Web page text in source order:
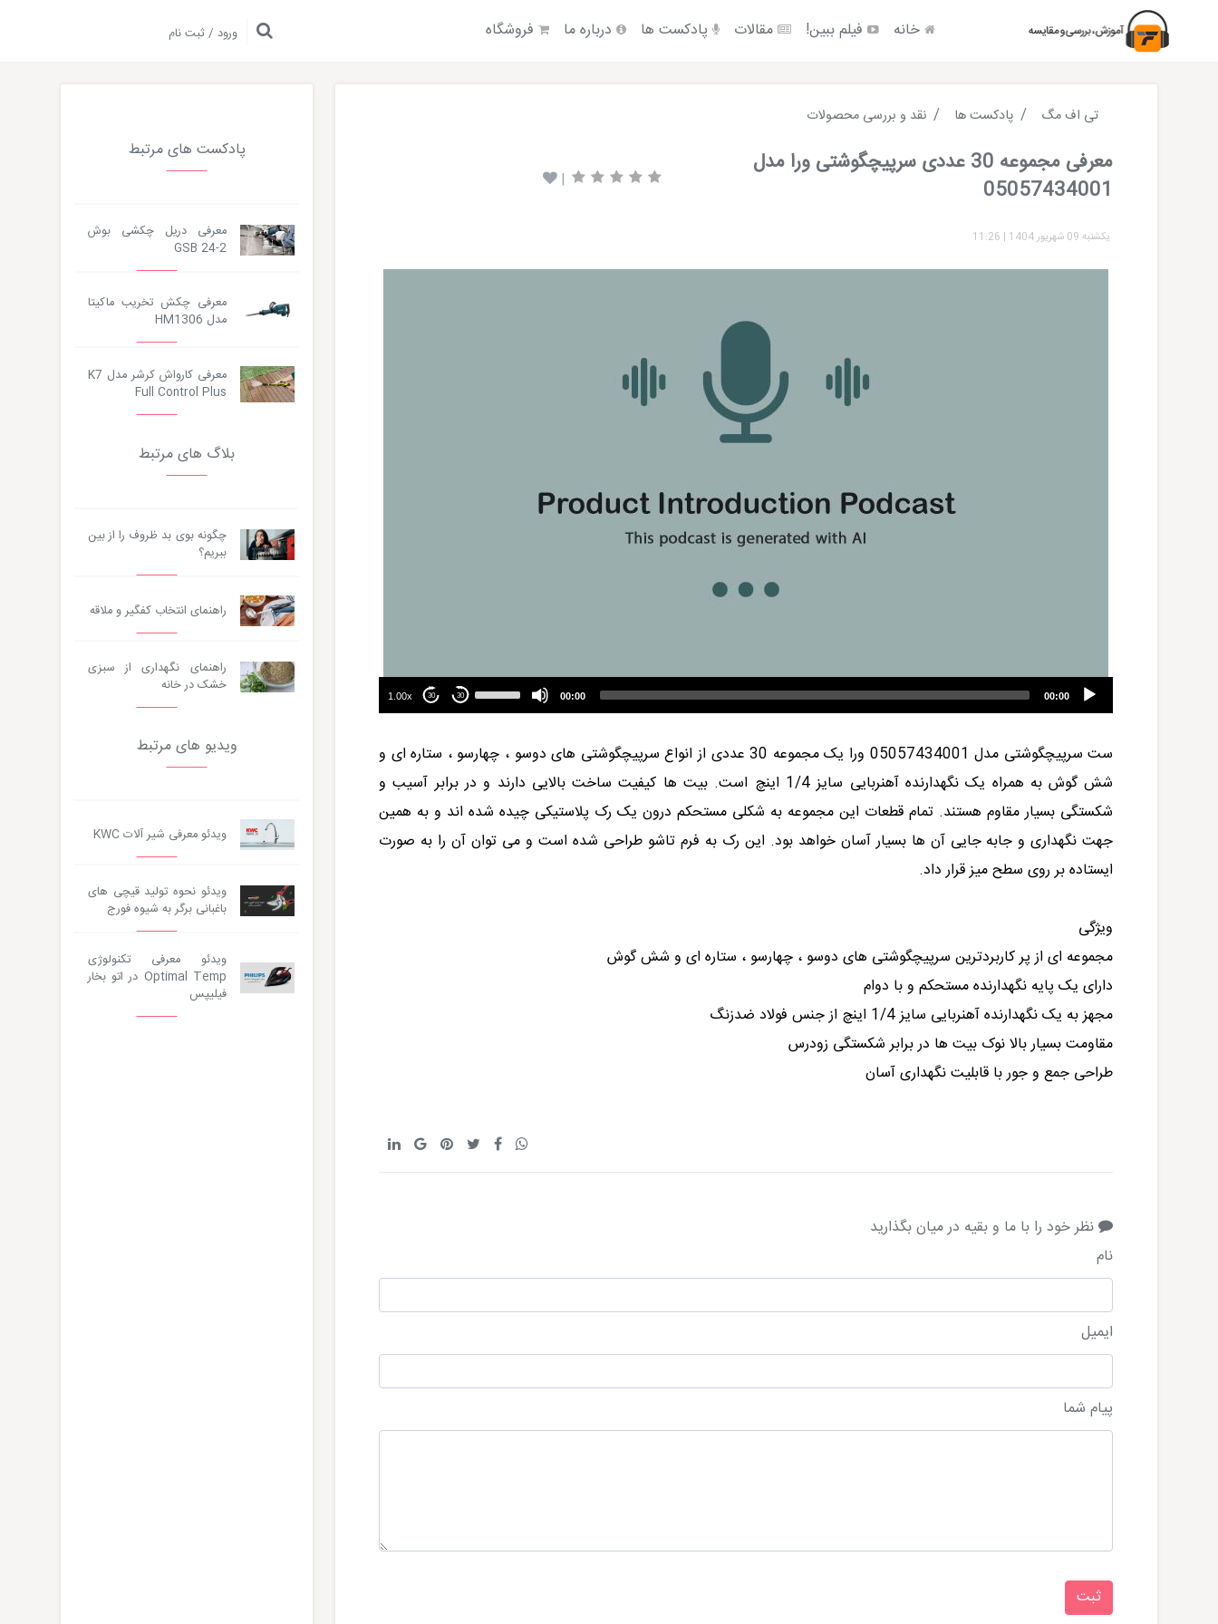
خانه فیلم ببین! مقالات پادکست ها درباره ما فروشگاه ورود / ثبت نام
تی اف مگ پادکست ها نقد و بررسی محصولات
معرفی مجموعه 30 عددی سرپیچگوشتی ورا مدل
05057434001
یکشنبه 09 شهریور 1404 |
11:26
|
Audio
00:00
00:00
Use
Up/Down
Arrow
increase
decrease
30
30
1.00x
ست سرپیچگوشتی مدل 05057434001 ورا
یک مجموعه 30 عددی از انواع سرپیچگوشتی های دوسو ، چهارسو ، ستاره ای و
شش گوش به همرا
ه یک نگهدارنده آهنربایی سایز 1/4 اینچ است. بیت ها کیفیت ساخت بالایی دارند و در برابر آسیب و
شکستگی بسیار مقاوم هستند. تمام قطعات این مجموعه به شکلی مستحکم درون یک رک پلاستیکی چیده شده اند و به همین
جهت نگهداری و جابه جایی آن ها بسیار آسان خواهد بود. این رک به فرم تاشو طراحی شده است و می توان آن را به صورت
ایستاده بر روی سطح میز قرار داد.
ویژگی
مجموعه ای از پر کاربردترین سرپیچگوشتی های دوسو ، چهارسو ، ستاره ای و شش گوش
دارای یک پایه نگهدارنده مستحکم و با دوام
مجهز به یک نگهدارنده آهنربایی سایز 1/4 اینچ از جنس فولاد ضدزنگ
مقاومت بسیار بالا نوک بیت ها در برابر شکستگی زودرس
طراحی جمع و جور با قابلیت نگهداری آسان
نظر خود را با ما و بقیه در میان بگذارید
نام
ایمیل
پیام شما
پادکست های مرتبط
معرفی دریل چکشی بوش
GSB 24-2
معرفی چکش تخریب ماکیتا
مدل HM1306
معرفی کارواش کرشر مدل K7
Full Control Plus
بلاگ های مرتبط
چگونه بوی بد ظروف را از بین
ببریم؟
راهنمای انتخاب کفگیر و ملاقه
راهنمای نگهداری از سبزی
خشک در خانه
ویدیو های مرتبط
ویدئو معرفی شیر آلات KWC
ویدئو نحوه تولید قیچی های
باغبانی برگر به شیوه فورج
ویدئو معرفی تکنولوژی
Optimal Temp در اتو بخار
فیلیپس